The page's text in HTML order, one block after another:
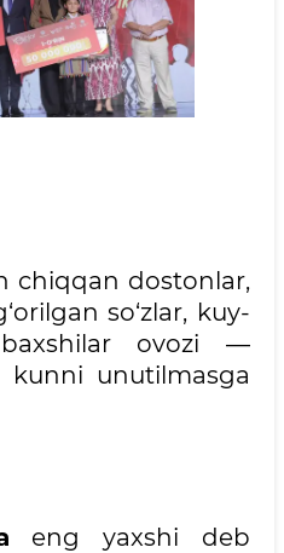
chiqqan dostonlar,
so‘zlar, kuy-
baxshilar ovozi —
kunni unutilmasga
eng yaxshi deb